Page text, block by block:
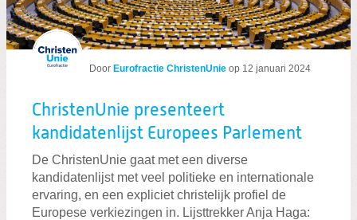
Door Eurofractie ChristenUnie op 12 januari 2024
ChristenUnie presenteert
kandidatenlijst Europees Parlement
De ChristenUnie gaat met een diverse
kandidatenlijst met veel politieke en internationale
ervaring, en een expliciet christelijk profiel de
Europese verkiezingen in. Lijsttrekker Anja Haga: